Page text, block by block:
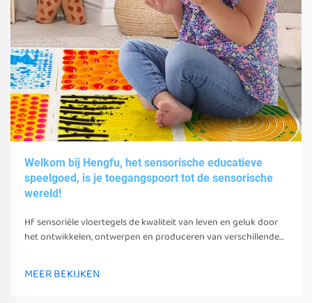
Welkom bij Hengfu, het sensorische educatieve
speelgoed, is je toegangspoort tot de sensorische
wereld!
Hf sensoriële vloertegels de kwaliteit van leven en geluk door
het ontwikkelen, ontwerpen en produceren van verschillende
MEER BEKIJKEN